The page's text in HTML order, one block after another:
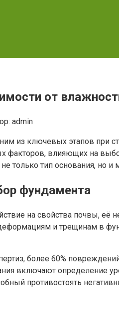
от
admin
из ключевых этапов при
влияющих на
только тип основания, но
фундамента
на свойства почвы,
и трещинам в
более 60%
включают определение
противостоять